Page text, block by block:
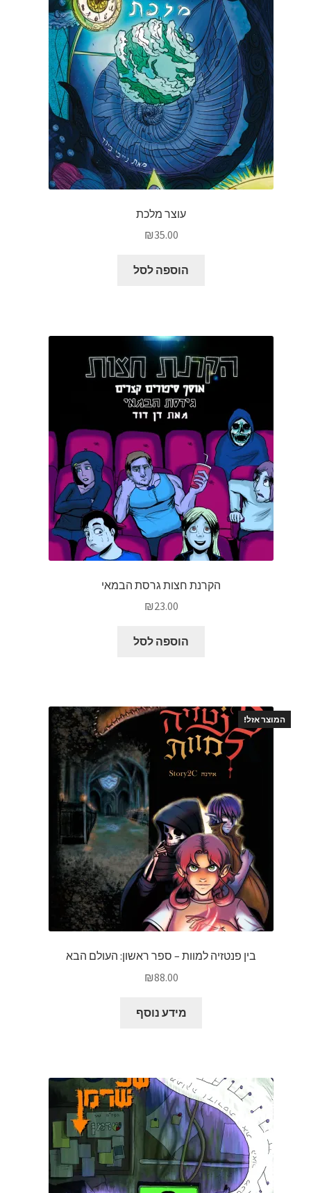
עוצר מלכת
₪35.00
הוספה לסל
הקרנת חצות גרסת הבמאי
₪23.00
הוספה לסל
המוצר אזל!
בין פנטזיה למוות – ספר ראשון: העולם הבא
₪88.00
מידע נוסף